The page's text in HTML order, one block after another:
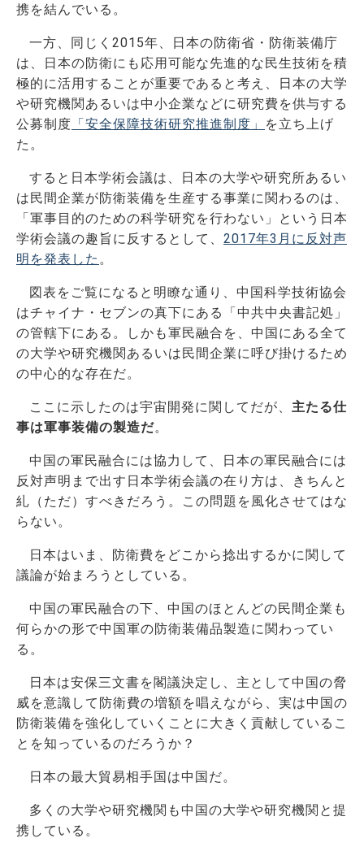
携を結んでいる。
一方、同じく2015年、日本の防衛省・防衛装備庁
は、日本の防衛にも応用可能な先進的な民生技術を積
極的に活用することが重要であると考え、日本の大学
や研究機関あるいは中小企業などに研究費を供与する
公募制度 「安全保障技術研究推進制度」
を立ち上げ
た。
すると日本学術会議は、日本の大学や研究所あるい
は民間企業が防衛装備を生産する事業に関わるのは、
「軍事目的のための科学研究を行わない」という日本
学術会議の趣旨に反するとして、 2017年3月に反対声
明を発表した 。
図表をご覧になると明瞭な通り、中国科学技術協会
はチャイナ・セブンの真下にある「中共中央書記処」
の管轄下にある。しかも軍民融合を、中国にある全て
の大学や研究機関あるいは民間企業に呼び掛けるため
の中心的な存在だ。
ここに示したのは宇宙開発に関してだが、 主たる仕
事は軍事装備の製造だ。
中国の軍民融合には協力して、日本の軍民融合には
反対声明まで出す日本学術会議の在り方は、きちんと
糺（ただ）すべきだろう。この問題を風化させてはな
らない。
日本はいま、防衛費をどこから捻出するかに関して
議論が始まろうとしている。
中国の軍民融合の下、中国のほとんどの民間企業も
何らかの形で中国軍の防衛装備品製造に関わってい
る。
日本は安保三文書を閣議決定し、主として中国の脅
威を意識して防衛費の増額を唱えながら、実は中国の
防衛装備を強化していくことに大きく貢献しているこ
とを知っているのだろうか？
日本の最大貿易相手国は中国だ。
多くの大学や研究機関も中国の大学や研究機関と提
携している。